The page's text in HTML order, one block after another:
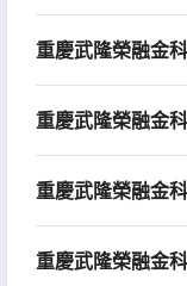
重慶武隆榮融金
重慶武隆榮融金
重慶武隆榮融金
重慶武隆榮融金